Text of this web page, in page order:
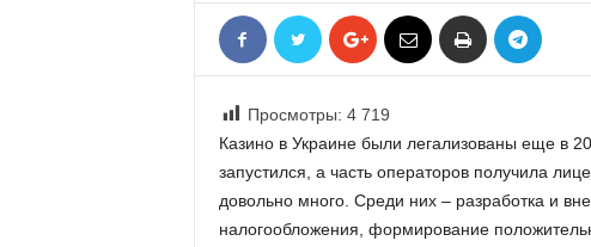
Просмотры: 4 719
Казино в Украине были легализованы еще в
запустился, а часть операторов получила
довольно много. Среди них – разработка и
налогообложения, формирование